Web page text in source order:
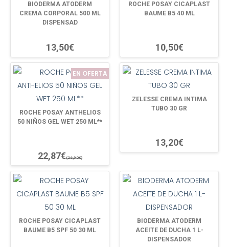
BIODERMA ATODERM
CREMA CORPORAL 500 ML
DISPENSAD
13,50€
ROCHE POSAY CICAPLAST
BAUME B5 40 ML
10,50€
EN OFERTA
ROCHE POSAY ANTHELIOS
50 NIÑOS GEL WET 250 ML**
22,87€(26,90€)
ZELESSE CREMA INTIMA
TUBO 30 GR
13,20€
ROCHE POSAY CICAPLAST
BAUME B5 SPF 50 30 ML
BIODERMA ATODERM
ACEITE DE DUCHA 1 L-
DISPENSADOR